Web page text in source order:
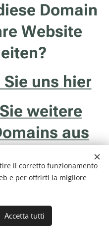
Domain
Website
uns hier
weitere
aus
Francesco Solidoro - Via delle
(TN) - P.I. 01043510229
il corretto funzionamento
e per offrirti la migliore
Accetta tutti